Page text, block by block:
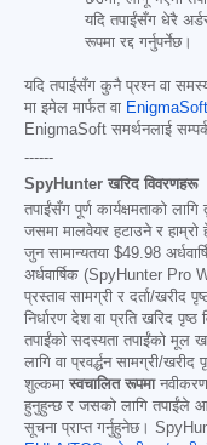
यदि तपाईंसँग धेरै
रूपमा रद्द गर्नुपर्नेछ।
यदि तपाईंसँग कुनै प्रश्न वा
मा इमेल मार्फत वा
EnigmaSoft समर्थनलाई
------
SpyHunter खरिद विवरणहरू
तपाईंसँग पूर्ण कार्यक्षमताको
जसमा मालवेयर हटाउने र हाम्रो
जुन सामान्यतया $49.98
अर्धवार्षिक (SpyHunter
प्रस्ताव सामग्री र दर्ता/खरीद
निर्धारण देश वा प्रति खरिद
तपाईंको सदस्यता तपाईंको मूल
लागि वा प्रवर्द्धन सामग्री/
शुल्कमा स्वचालित रूपमानवीकरण
हुनुहुन्छ र जसको लागि तपाईंले
सूचना प्राप्त गर्नुहुनेछ।